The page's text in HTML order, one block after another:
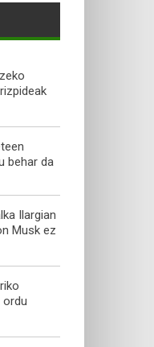
behar da
Ilargian
Musk ez
ordu